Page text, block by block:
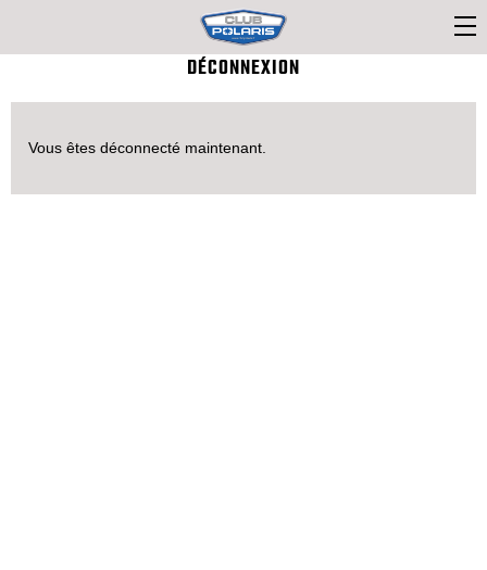
DÉCONNEXION
Vous êtes déconnecté maintenant.